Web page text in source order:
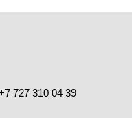
727 310 04 39